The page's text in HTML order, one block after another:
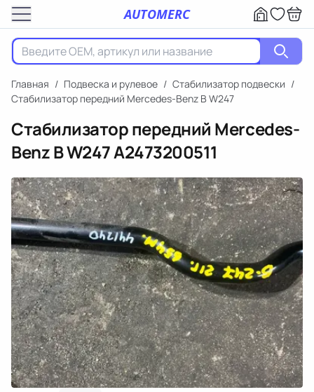
AUTOMERC
Главная / Подвеска и рулевое / Стабилизатор подвески /
Стабилизатор передний Mercedes-Benz B W247
Стабилизатор передний Mercedes-
Benz B W247A2473200511